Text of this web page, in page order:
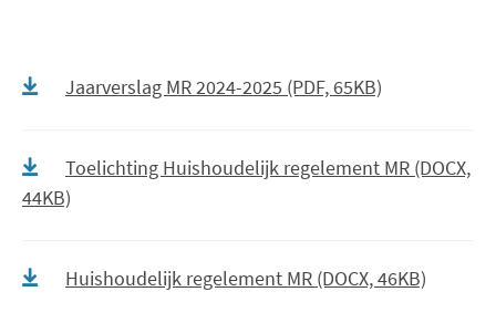
Jaarverslag MR 2024-2025 (PDF, 65KB)
Toelichting Huishoudelijk regelement MR (DOCX,
44KB)
Huishoudelijk regelement MR (DOCX, 46KB)